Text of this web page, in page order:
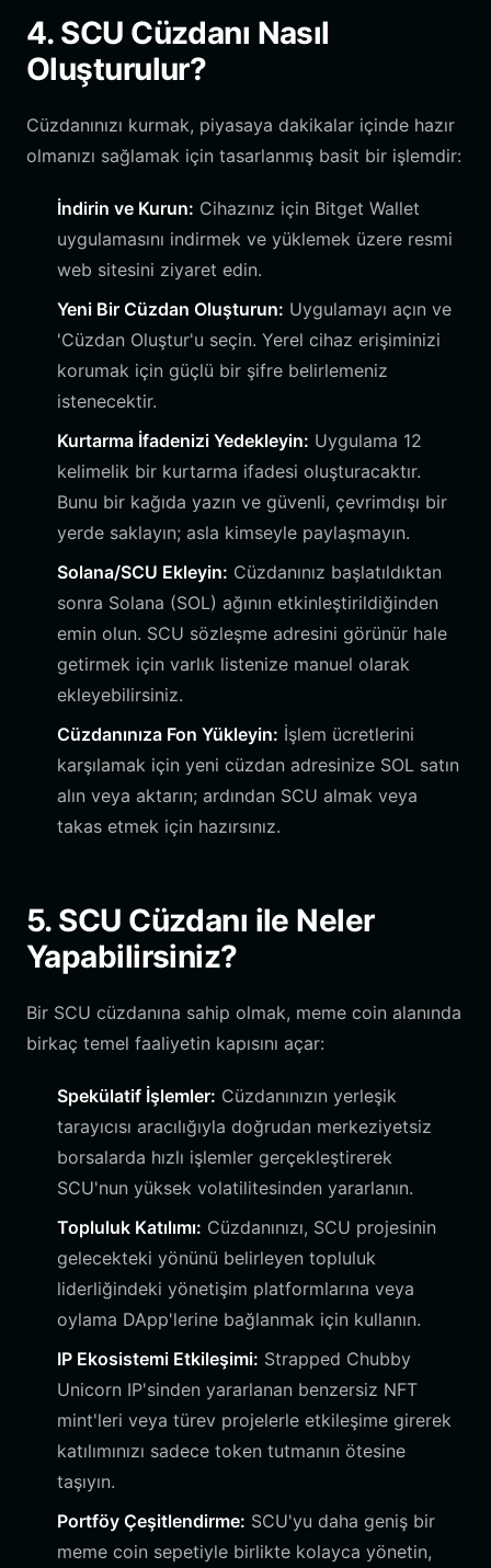
4. SCU Cüzdanı Nasıl
Oluşturulur?
Cüzdanınızı kurmak, piyasaya dakikalar içinde hazır
olmanızı sağlamak için tasarlanmış basit bir işlemdir:
İndirin ve Kurun: Cihazınız için Bitget Wallet
uygulamasını indirmek ve yüklemek üzere resmi
web sitesini ziyaret edin.
Yeni Bir Cüzdan Oluşturun: Uygulamayı açın ve
'Cüzdan Oluştur'u seçin. Yerel cihaz erişiminizi
korumak için güçlü bir şifre belirlemeniz
istenecektir.
Kurtarma İfadenizi Yedekleyin: Uygulama 12
kelimelik bir kurtarma ifadesi oluşturacaktır.
Bunu bir kağıda yazın ve güvenli, çevrimdışı bir
yerde saklayın; asla kimseyle paylaşmayın.
Solana/SCU Ekleyin: Cüzdanınız başlatıldıktan
sonra Solana (SOL) ağının etkinleştirildiğinden
emin olun. SCU sözleşme adresini görünür hale
getirmek için varlık listenize manuel olarak
ekleyebilirsiniz.
Cüzdanınıza Fon Yükleyin: İşlem ücretlerini
karşılamak için yeni cüzdan adresinize SOL satın
alın veya aktarın; ardından SCU almak veya
takas etmek için hazırsınız.
5. SCU Cüzdanı ile Neler
Yapabilirsiniz?
Bir SCU cüzdanına sahip olmak, meme coin alanında
birkaç temel faaliyetin kapısını açar:
Spekülatif İşlemler: Cüzdanınızın yerleşik
tarayıcısı aracılığıyla doğrudan merkeziyetsiz
borsalarda hızlı işlemler gerçekleştirerek
SCU'nun yüksek volatilitesinden yararlanın.
Topluluk Katılımı: Cüzdanınızı, SCU projesinin
gelecekteki yönünü belirleyen topluluk
liderliğindeki yönetişim platformlarına veya
oylama DApp'lerine bağlanmak için kullanın.
IP Ekosistemi Etkileşimi: Strapped Chubby
Unicorn IP'sinden yararlanan benzersiz NFT
mint'leri veya türev projelerle etkileşime girerek
katılımınızı sadece token tutmanın ötesine
taşıyın.
Portföy Çeşitlendirme: SCU'yu daha geniş bir
meme coin sepetiyle birlikte kolayca yönetin,